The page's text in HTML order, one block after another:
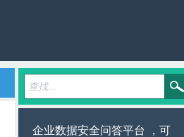
企业数据安全问答平台 ，可